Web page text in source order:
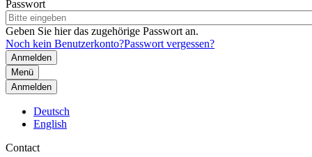
Passwort
Geben Sie hier das zugehörige Passwort an.
Noch kein Benutzerkonto?Passwort vergessen?
Menü
Anmelden
Deutsch
English
Contact